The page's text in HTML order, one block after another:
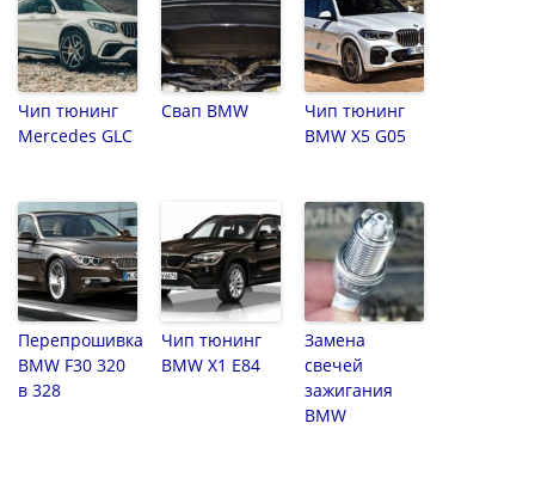
Чип тюнинг
Mercedes GLC
Свап BMW
Чип тюнинг
BMW X5 G05
Перепрошивка
BMW F30 320
в 328
Чип тюнинг
BMW X1 E84
Замена
свечей
зажигания
BMW